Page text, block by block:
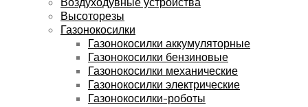
Высоторезы
Газонокосилки
Газонокосилки аккумуляторные
Газонокосилки бензиновые
Газонокосилки механические
Газонокосилки электрические
Газонокосилки-роботы